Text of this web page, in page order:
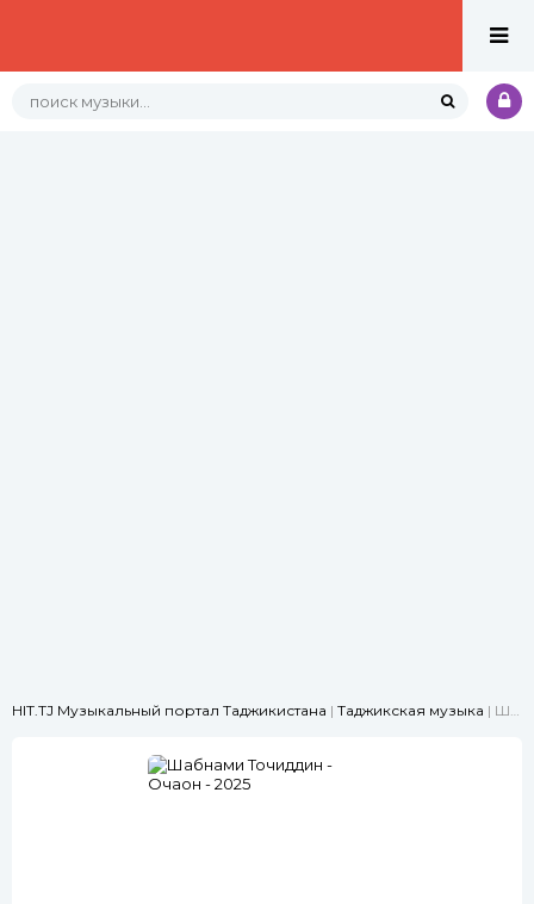
HIT.TJ Музыкальный портал Таджикистана | Таджикская музыка | Шабнами Точиддин - Очаҷон - 2025